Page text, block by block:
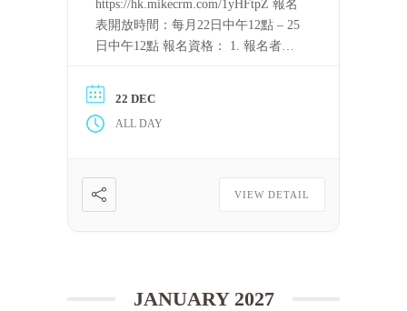
https://hk.mikecrm.com/1yHFtpZ 報名
表開放時間：每月22日中午12點 – 25
日中午12點 報名資格： 1. 報名者需
「泰國四念處禪修課程」的音頻，或
只要可以滿足上述條件，每一位修
22 DEC
ALL DAY
VIEW DETAIL
JANUARY 2027